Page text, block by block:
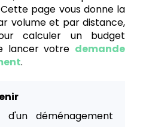
page vous donne la
volume et par distance,
calculer un budget
lancer votre demande
.
déménagement